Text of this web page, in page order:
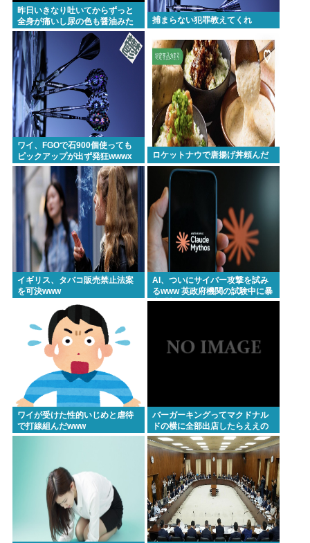
昨日いきなり吐いてからずっと
全身が痛いし尿の色も醤油みた
いになってるんだけど
捕まらない犯罪教えてくれ
ワイ、FGOで石900個使っても
ピックアップが出ず発狂wwwx
ロケットナウで唐揚げ丼頼んだ
イギリス、タバコ販売禁止法案
を可決www
AI、ついにサイバー攻撃を試み
るwww 英政府機関の試験中に暴
走「架空人物になり承認要求」
ワイが受けた性的いじめと虐待
で打線組んだwww
バーガーキングってマクドナル
ドの横に全部出店したらええの
にな